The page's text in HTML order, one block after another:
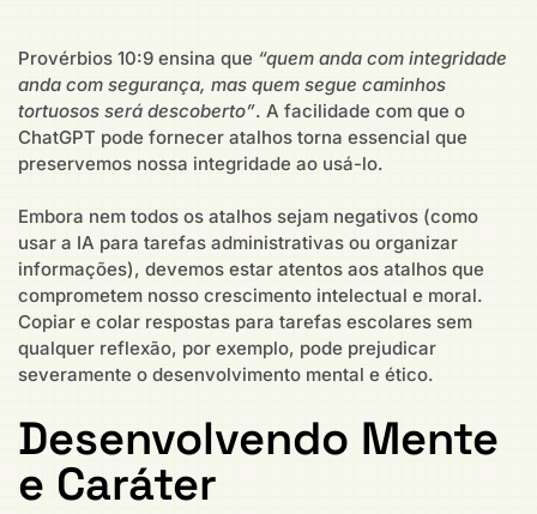
Provérbios 10:9 ensina que “quem anda com integridade
anda com segurança, mas quem segue caminhos
tortuosos será descoberto”. A facilidade com que o
ChatGPT pode fornecer atalhos torna essencial que
preservemos nossa integridade ao usá-lo.
Embora nem todos os atalhos sejam negativos (como
usar a IA para tarefas administrativas ou organizar
informações), devemos estar atentos aos atalhos que
comprometem nosso crescimento intelectual e moral.
Copiar e colar respostas para tarefas escolares sem
qualquer reflexão, por exemplo, pode prejudicar
severamente o desenvolvimento mental e ético.
Desenvolvendo Mente
e Caráter